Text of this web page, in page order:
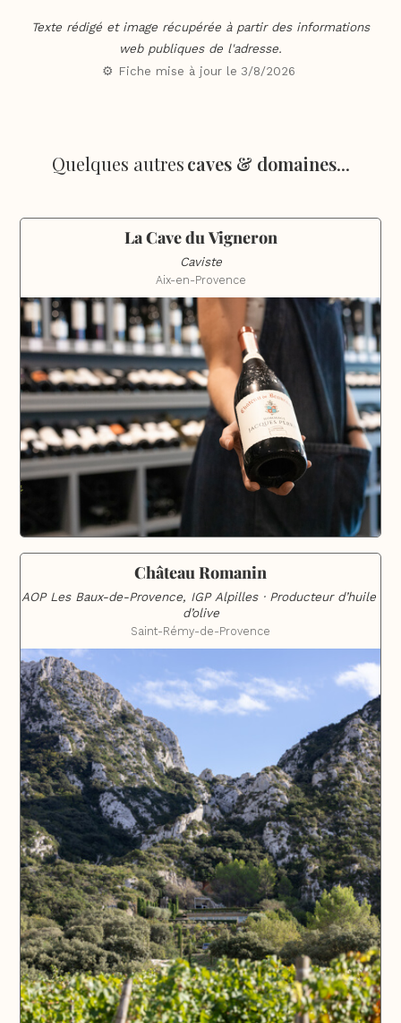
Texte rédigé et image récupérée à partir des informations
web publiques de l'adresse.
⚙️ Fiche mise à jour le 3/8/2026
Quelques autrescaves & domaines...
La Cave du Vigneron
Caviste
Aix-en-Provence
Château Romanin
AOP Les Baux-de-Provence, IGP Alpilles · Producteur d’huile
d’olive
Saint-Rémy-de-Provence